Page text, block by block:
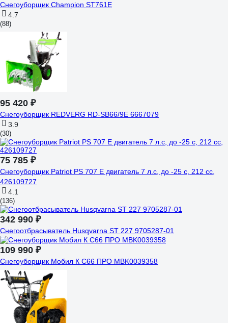
Снегоуборщик Champion ST761E
4.7
(88)
95 420 ₽
Снегоуборщик REDVERG RD-SB66/9E 6667079
3.9
(30)
75 785 ₽
Снегоуборщик Patriot PS 707 E двигатель 7 л.с, до -25 с, 212 сс,
426109727
4.1
(136)
342 990 ₽
Снегоотбрасыватель Husqvarna ST 227 9705287-01
109 990 ₽
Снегоуборщик Мобил К С66 ПРО MBK0039358